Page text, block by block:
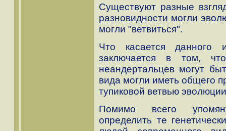
Существуют разные
разновидности могли
могли "ветвиться".
Что касается данного
заключается в том,
неандертальцев могут
вида могли иметь общего
тупиковой ветвью
Помимо всего
определить те